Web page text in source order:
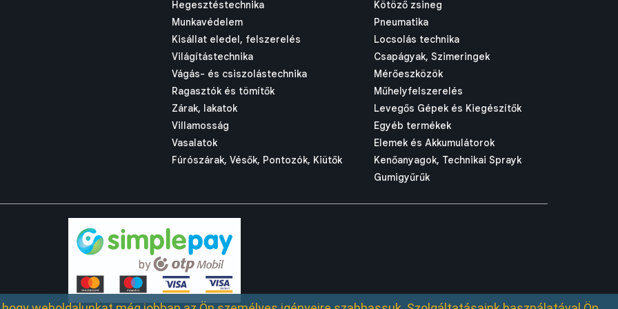
Hegesztéstechnika
Munkavédelem
Kisállat eledel, felszerelés
Világítástechnika
Vágás- és csiszolástechnika
Ragasztók és tömítők
Zárak, lakatok
Villamosság
Vasalatok
Fúrószárak, Vésők, Pontozók, Kiütők
Kötöző zsineg
Pneumatika
Locsolás technika
Csapágyak, Szimeringek
Mérőeszközök
Műhelyfelszerelés
Levegős Gépek és Kiegészítők
Egyéb termékek
Elemek és Akkumulátorok
Kenőanyagok, Technikai Sprayk
Gumigyűrűk